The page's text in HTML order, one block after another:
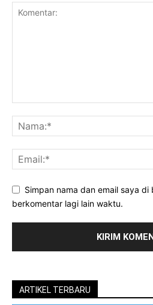
Simpan nama dan email saya di
berkomentar lagi lain waktu.
ARTIKEL TERBARU